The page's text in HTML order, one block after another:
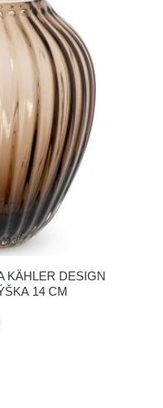
KÄHLER DESIGN
14 CM